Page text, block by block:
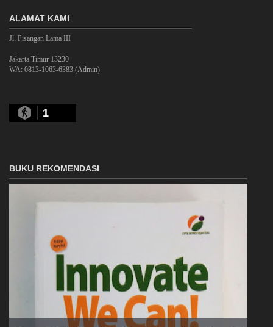
ALAMAT KAMI
Jl. Pisangan Lama III
Jakarta Timur 13230
WA: 0813-1063-6383 (Admin)
1
BUKU REKOMENDASI